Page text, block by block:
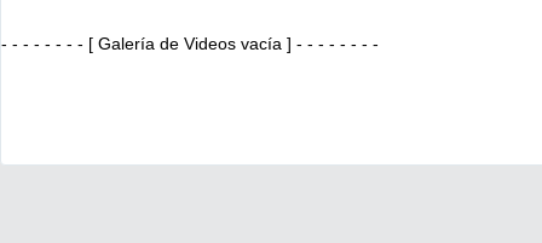
- - - - - - - - [ Galería de Videos vacía ] - - - - - - - -